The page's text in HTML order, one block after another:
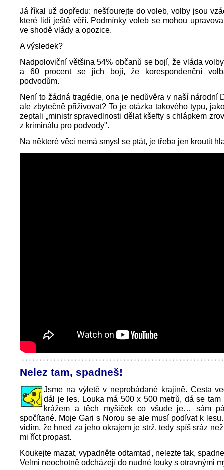
Já říkal už dopředu: nešťourejte do voleb, volby jsou
které lidi ještě věří. Podmínky voleb se mohou
ve shodě vlády a opozice.
A výsledek?
Nadpoloviční většina 54% občanů se bojí, že vláda
a 60 procent se jich bojí, že korespondenční
podvodům.
Není to žádná tragédie, ona je nedůvěra v naší národní
ale zbytečně přiživovat? To je otázka takového typu,
zeptali „ministr spravedlnosti dělat kšefty s chlápkem
z kriminálu pro podvody".
Na některé věci nemá smysl se ptát, je třeba jen kroutit
Nelez tam, spadneš!
Jsme na výletě v neprobádané krajině. Cesta
dál je les. Louka má 500 x 500 metrů, dá se tam
krážem a těch myšiček co všude je… sám
spočítané. Moje Gari s Norou se ale musí podívat k
vidím, že hned za jeho okrajem je strž, tedy spíš sráz
mi říct propast.
Koukejte mazat, vypadněte odtamtaď, nelezte tak,
Velmi neochotně odcházejí do nudné louky s otravnými